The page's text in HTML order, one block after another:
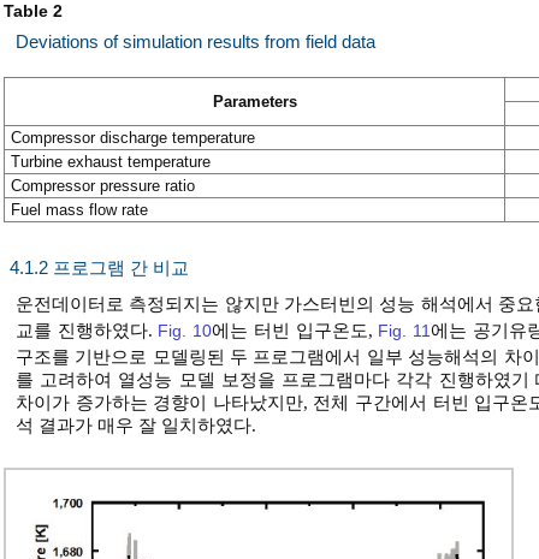
Table 2
Deviations of simulation results from field data
Parameters
Compressor discharge temperature
Turbine exhaust temperature
Compressor pressure ratio
Fuel mass flow rate
4.1.2 프로그램 간 비교
운전데이터로 측정되지는 않지만 가스터빈의 성능 해석에서 중
교를 진행하였다. Fig. 10에는 터빈 입구온도, Fig. 11에는 공기유
구조를 기반으로 모델링된 두 프로그램에서 일부 성능해석의 차
를 고려하여 열성능 모델 보정을 프로그램마다 각각 진행하였
차이가 증가하는 경향이 나타났지만, 전체 구간에서 터빈 입구
석 결과가 매우 잘 일치하였다.